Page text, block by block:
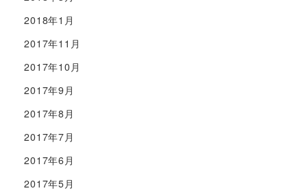
2018年1月
2017年11月
2017年10月
2017年9月
2017年8月
2017年7月
2017年6月
2017年5月